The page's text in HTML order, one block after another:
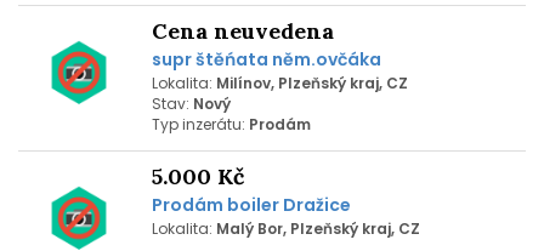
Cena neuvedena
supr štěńata něm.ovčáka
Lokalita: Milínov, Plzeňský kraj, CZ
Stav: Nový
Typ inzerátu: Prodám
5.000 Kč
Prodám boiler Dražice
Lokalita: Malý Bor, Plzeňský kraj, CZ